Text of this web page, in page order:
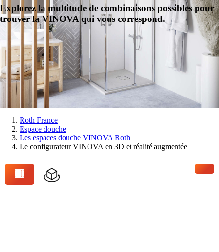
Explorez la multitude de combinaisons possibles pour
trouver la VINOVA qui vous correspond.
Vous
êtes
Roth France
Espace douche
Les espaces douche VINOVA Roth
Le configurateur VINOVA en 3D et réalité augmentée